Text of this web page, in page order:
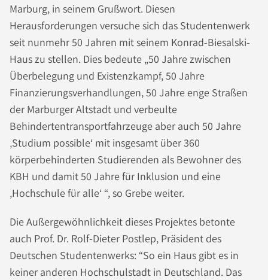
Marburg, in seinem Grußwort. Diesen
Herausforderungen versuche sich das Studentenwerk
seit nunmehr 50 Jahren mit seinem Konrad-Biesalski-
Haus zu stellen. Dies bedeute „50 Jahre zwischen
Überbelegung und Existenzkampf, 50 Jahre
Finanzierungsverhandlungen, 50 Jahre enge Straßen
der Marburger Altstadt und verbeulte
Behindertentransportfahrzeuge aber auch 50 Jahre
‚Studium possible‘ mit insgesamt über 360
körperbehinderten Studierenden als Bewohner des
KBH und damit 50 Jahre für Inklusion und eine
‚Hochschule für alle‘ “, so Grebe weiter.
Die Außergewöhnlichkeit dieses Projektes betonte
auch Prof. Dr. Rolf-Dieter Postlep, Präsident des
Deutschen Studentenwerks: “So ein Haus gibt es in
keiner anderen Hochschulstadt in Deutschland. Das